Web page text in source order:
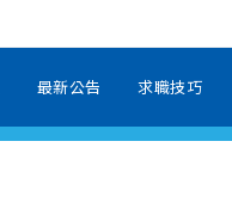
最新公告 求職技巧